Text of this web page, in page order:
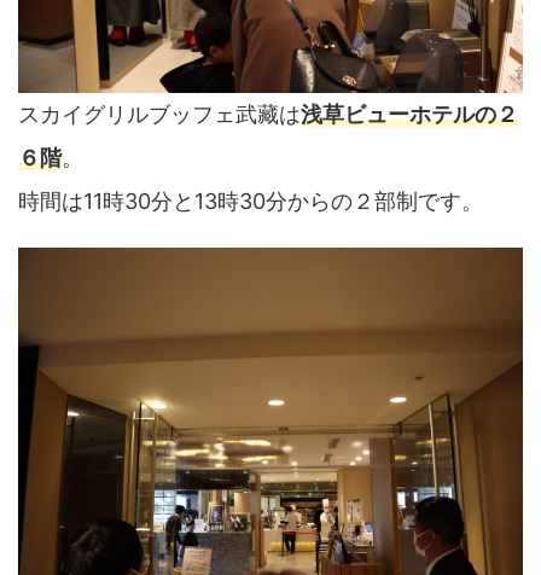
スカイグリルブッフェ武藏は浅草ビューホテルの２
６階。
時間は11時30分と13時30分からの２部制です。